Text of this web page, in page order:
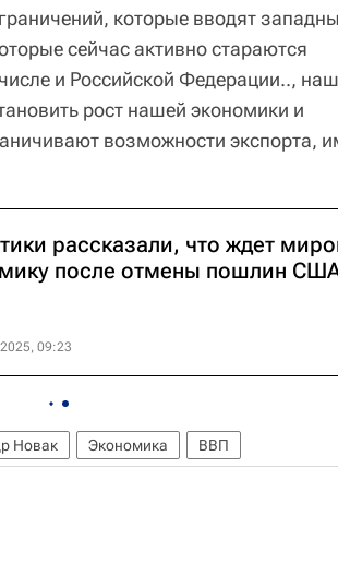
которые вводят
сейчас активно стараются
и Российской Федерации..,
рост нашей экономики и
возможности экспорта,
рассказали, что ждет
после отмены пошлин
09:23
Новак Экономика ВВП